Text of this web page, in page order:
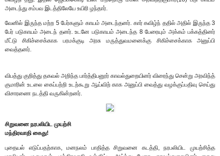
அடைந்து சம்பவ இடத்திலேயே உயிரி ழந்தார்.
வேனில் இருந்த மற்ற 5 பேர்களும் காயம் அடைந்தனர். கார் கவிழ்ந் ததில் அதில் இருந்த 3
பேர் படுகாயம் அடைந் தனர். உடனே படுகாயம் அடைந்த 8 பேரையும் அக்கம் பக்கத்தினர்
மீட்டு சிகிச்சைக்காக பரமக்குடி அரசு மருத்துவமனைக்கு சிகிச்சைக்காக அனுப்பி
வைத்தனர்.
விபத்து குறித்து தகவல் அறிந்த பார்த்திபனூர் காவல்துறையினர் விரைந்து சென்று அரவிந்த்
குமாரின் உடலை கைப்பற்றி உடற்கூறு ஆய்விற் காக அனுப்பி வைத்து வழக்குப்பதிவு செய்து
விசாரணை நடத்தி வருகின்றனர்.
சிறுவனை நரபலியிட முயற்சி
மந்திரவாதி கைது!
புதையல் எடுப்பதற்காக, மனநலம் பாதித்த சிறுவனை கடத்தி, நரபலியிட முயற்சித்த